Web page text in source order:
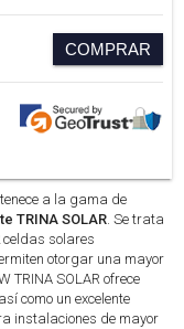
COMPRAR
a la gama de
TRINA SOLAR. Se trata
celdas solares
otorgar una mayor
TRINA SOLAR ofrece
como un excelente
instalaciones de mayor